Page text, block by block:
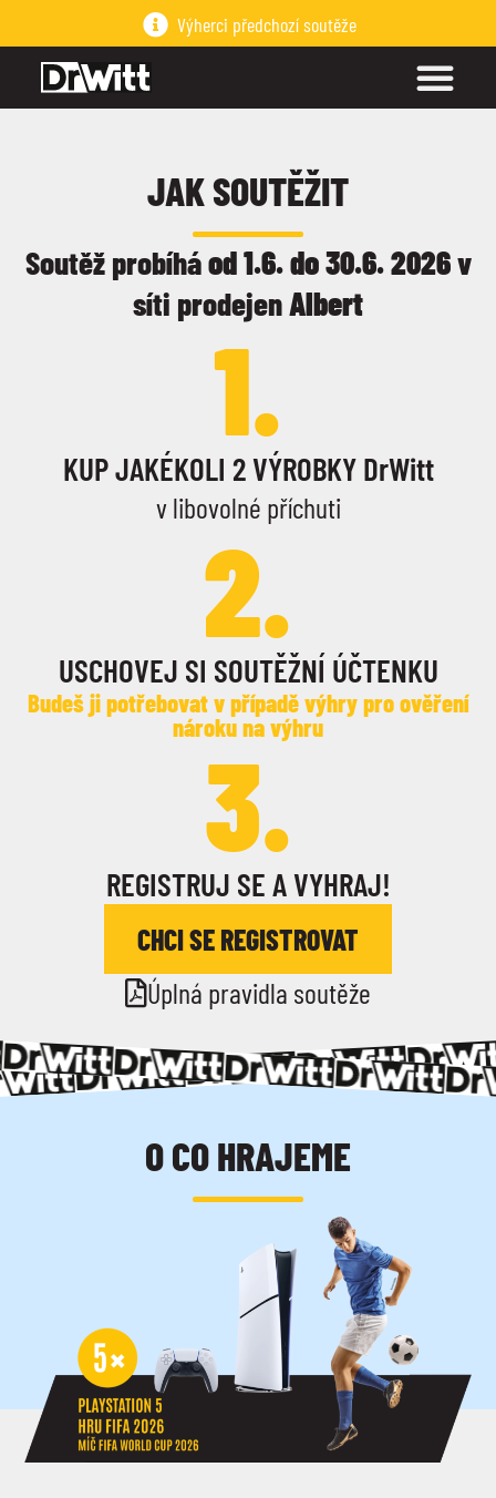
Výherci předchozí soutěže
JAK SOUTĚŽIT
Soutěž probíháod 1.6. do 30.6. 2026v
síti prodejenAlbert
1.
KUP JAKÉKOLI 2 VÝROBKY DrWitt
v libovolné příchuti
2.
USCHOVEJ SI SOUTĚŽNÍ ÚČTENKU
Budeš ji potřebovat v případě výhry pro ověření
nároku na výhru
3.
REGISTRUJ SE A VYHRAJ!
CHCI SE REGISTROVAT
Úplná pravidla soutěže
O CO HRAJEME